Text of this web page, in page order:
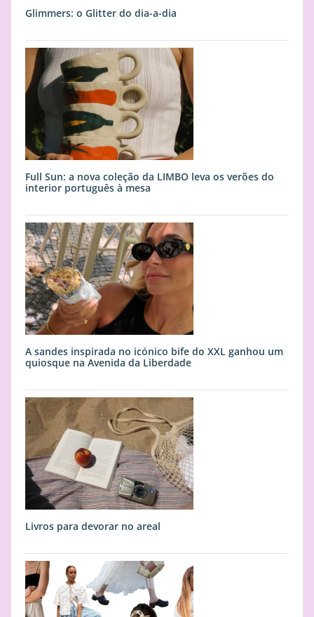
Glimmers: o Glitter do dia-a-dia
Full Sun: a nova coleção da LIMBO leva os verões do
interior português à mesa
A sandes inspirada no icónico bife do XXL ganhou um
quiosque na Avenida da Liberdade
Livros para devorar no areal